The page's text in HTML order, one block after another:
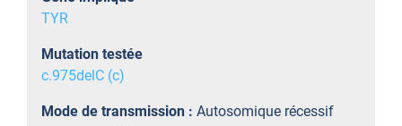
TYR
Mutation testée
c.975delC (c)
Mode de transmission : Autosomique récessif